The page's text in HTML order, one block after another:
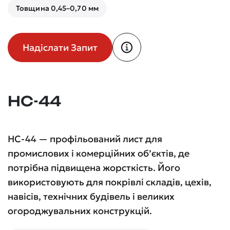
Товщина 0,45–0,70 мм
Надіслати Запит
НС-44
НС-44 — профільований лист для
промислових і комерційних об’єктів, де
потрібна підвищена жорсткість. Його
використовують для покрівлі складів, цехів,
навісів, технічних будівель і великих
огороджувальних конструкцій.